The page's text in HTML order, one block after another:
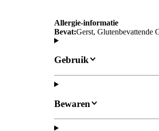
Allergie-informatie
Bevat:Gerst, Glutenbevattende
Gebruik
Bewaren